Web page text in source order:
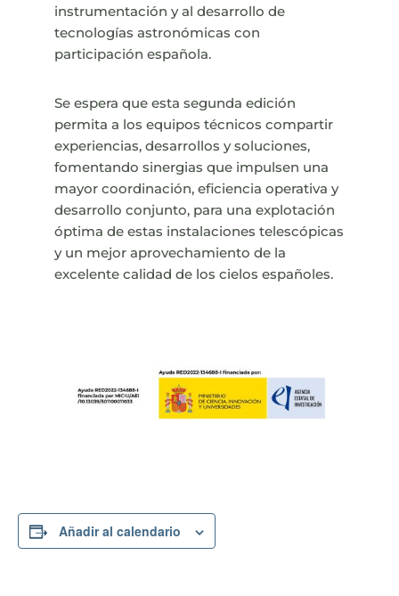
instrumentación y al desarrollo de
tecnologías astronómicas con
participación española.
Se espera que esta segunda edición
permita a los equipos técnicos compartir
experiencias, desarrollos y soluciones,
fomentando sinergias que impulsen una
mayor coordinación, eficiencia operativa y
desarrollo conjunto, para una explotación
óptima de estas instalaciones telescópicas
y un mejor aprovechamiento de la
excelente calidad de los cielos españoles.
Añadir al calendario